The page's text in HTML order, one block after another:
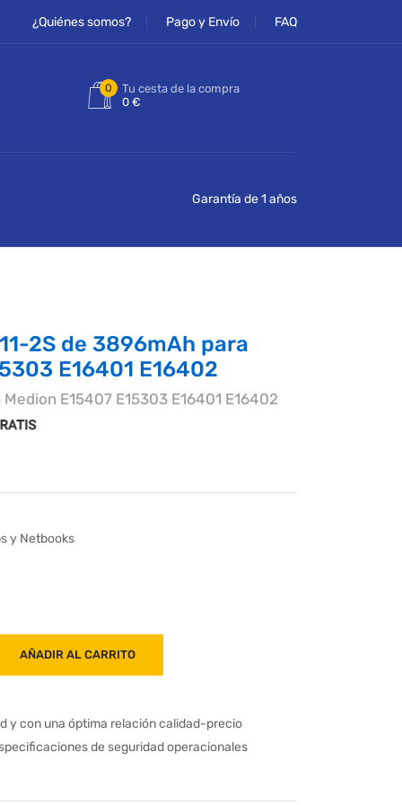
¿Quiénes somos? Pago y Envío FAQ
0
Tu cesta de la compra
0 €
Garantía de 1 años
2S de 3896mAh para
E16401 E16402
E15407 E15303 E16401 E16402
y Netbooks
AÑADIR AL CARRITO
y con una óptima relación calidad-precio
de seguridad operacionales